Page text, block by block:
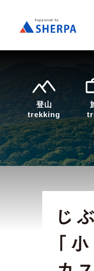
登山
trekking